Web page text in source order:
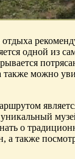
одной из
можно
о
а также